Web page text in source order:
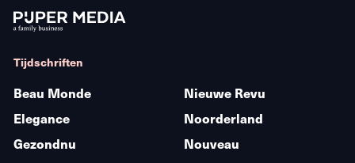
Tijdschriften
Beau Monde
Elegance
Gezondnu
Nieuwe Revu
Noorderland
Nouveau